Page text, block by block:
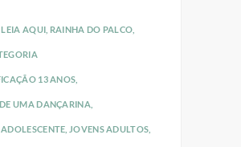
LEIA AQUI RAINHA DO PALCO
13 ANOS
UMA DANÇARINA,
JOVENS ADULTOS